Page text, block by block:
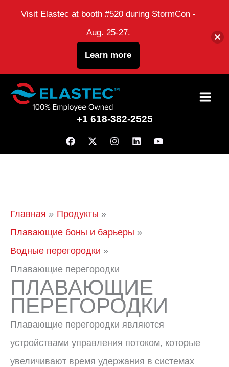
перейти
+1 618-382-2525
Главная
Продукты
Плавающие боны и барьеры
Водные перегородки
Плавающие перегородки
ПЛАВАЮЩИЕ
ПЕРЕГОРОДКИ
Плавающие перегородки являются
устройствами управления потоком, которые
увеличивают время удержания в системах
Visit Elastec at booth #520 during StormCon -
Aug. 25-27.
Learn more